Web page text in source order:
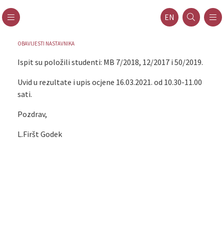
EN
OBAVIJESTI NASTAVNIKA
Ispit su položili studenti: MB 7/2018, 12/2017 i 50/2019.
Uvid u rezultate i upis ocjene 16.03.2021. od 10.30-11.00
sati.
Pozdrav,
L.Firšt Godek